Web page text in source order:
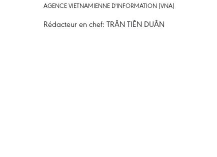
AGENCE VIETNAMIENNE D'INFORMATION (VNA)
Rédacteur en chef: TRÂN TIÊN DUÂN